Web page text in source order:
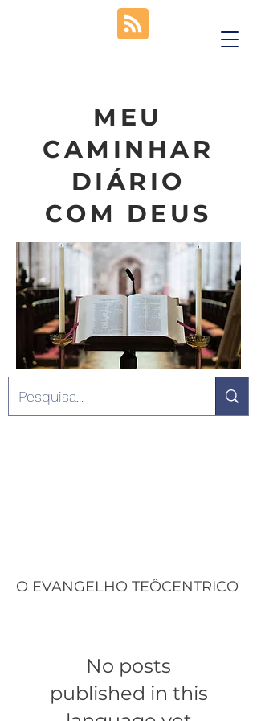
MEU
CAMINHAR
DIÁRIO
COM DEUS
O EVANGELHO TEÔCENTRICO
No posts
published in this